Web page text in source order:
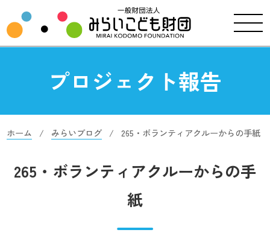
プロジェクト報告
ホーム みらいブログ 265・ボランティアクルーからの手紙
265・ボランティアクルーからの手
紙